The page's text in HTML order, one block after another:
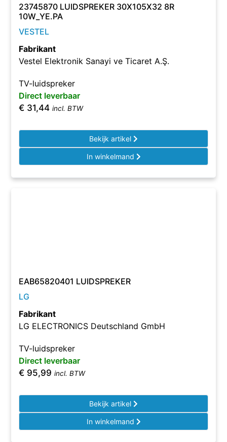
23745870 LUIDSPREKER 30X105X32 8R
10W_YE.PA
VESTEL
Fabrikant
Vestel Elektronik Sanayi ve Ticaret A.Ş.
TV-luidspreker
Direct leverbaar
€ 31,44 incl. BTW
Bekijk artikel
In winkelmand
EAB65820401 LUIDSPREKER
LG
Fabrikant
LG ELECTRONICS Deutschland GmbH
TV-luidspreker
Direct leverbaar
€ 95,99 incl. BTW
Bekijk artikel
In winkelmand